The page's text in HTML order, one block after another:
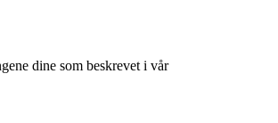
dine som beskrevet i vår